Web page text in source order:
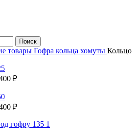
Поиск
товары Гофра кольца хомуты Кольцо
₽
₽